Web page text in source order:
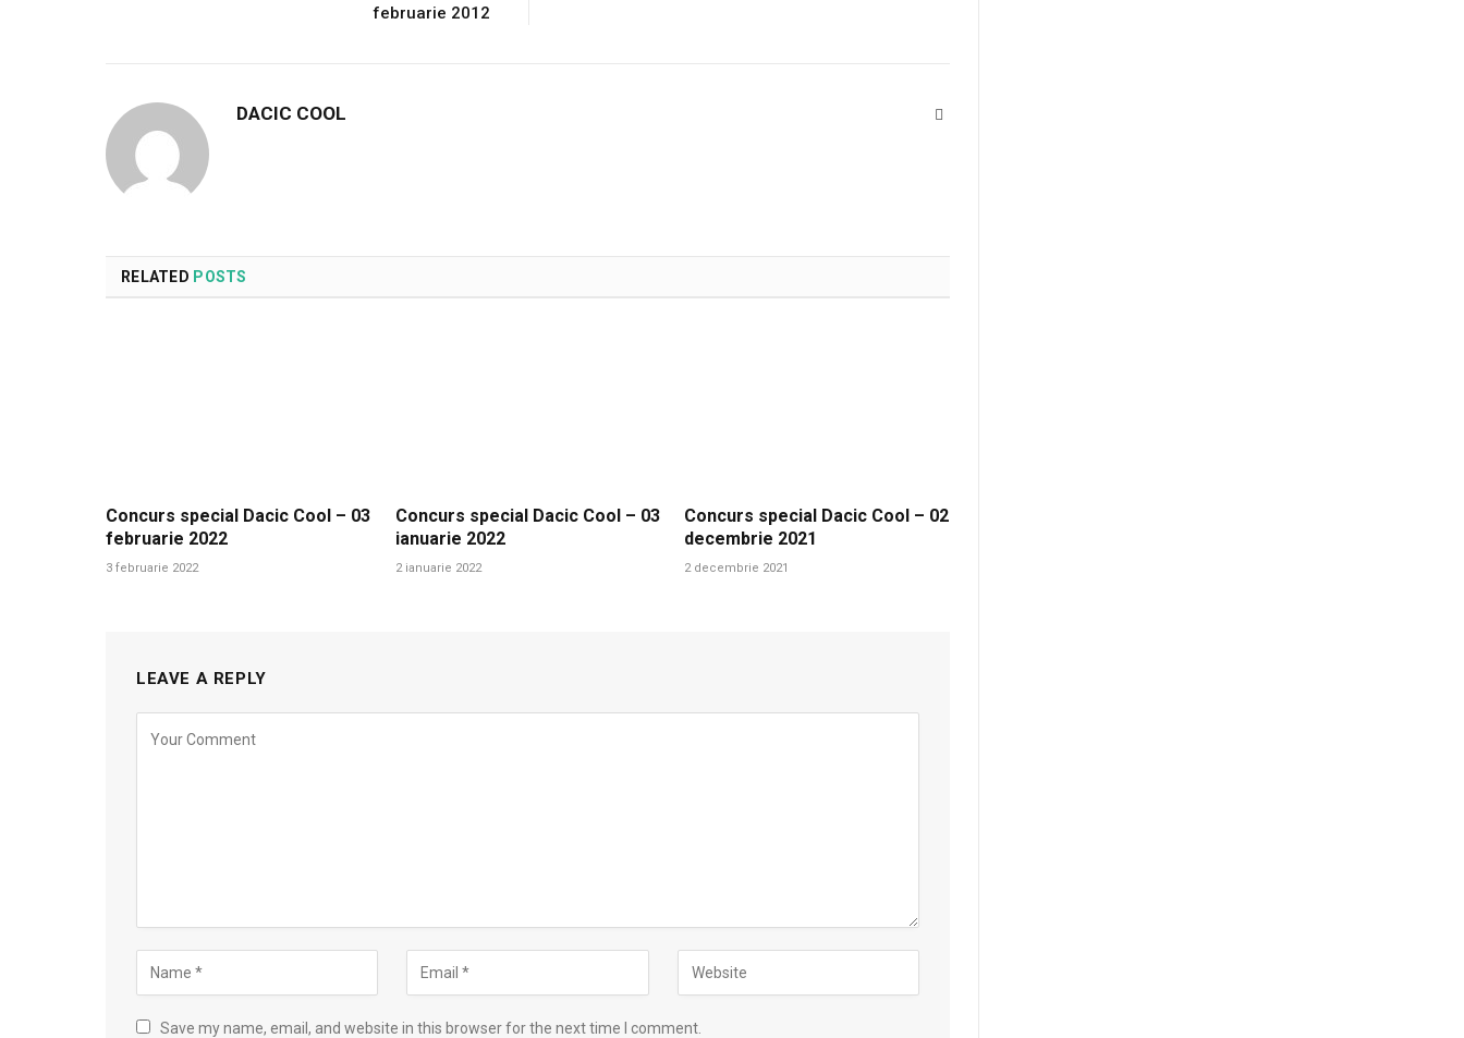
februarie 2012
DACIC COOL
RELATED POSTS
Concurs special Dacic Cool – 03
februarie 2022
3 februarie 2022
Concurs special Dacic Cool – 03
ianuarie 2022
2 ianuarie 2022
Concurs special Dacic Cool – 02
decembrie 2021
2 decembrie 2021
LEAVE A REPLY
Save my name, email, and website in this browser for the next time I comment.